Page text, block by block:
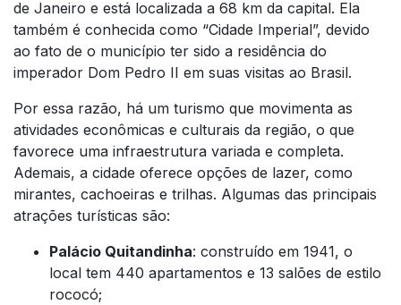
de Janeiro e está localizada a 68 km da capital. Ela
também é conhecida como “Cidade Imperial”, devido
ao fato de o município ter sido a residência do
imperador Dom Pedro II em suas visitas ao Brasil.
Por essa razão, há um turismo que movimenta as
atividades econômicas e culturais da região, o que
favorece uma infraestrutura variada e completa.
Ademais, a cidade oferece opções de lazer, como
mirantes, cachoeiras e trilhas. Algumas das principais
atrações turísticas são:
Palácio Quitandinha: construído em 1941, o
local tem 440 apartamentos e 13 salões de estilo
rococó;